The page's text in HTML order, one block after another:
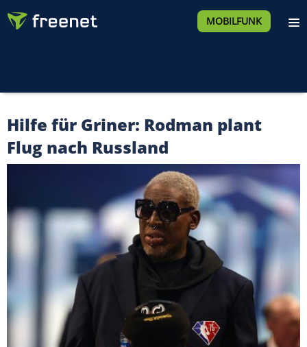
MOBILFUNK
Hilfe für Griner: Rodman plant
Flug nach Russland